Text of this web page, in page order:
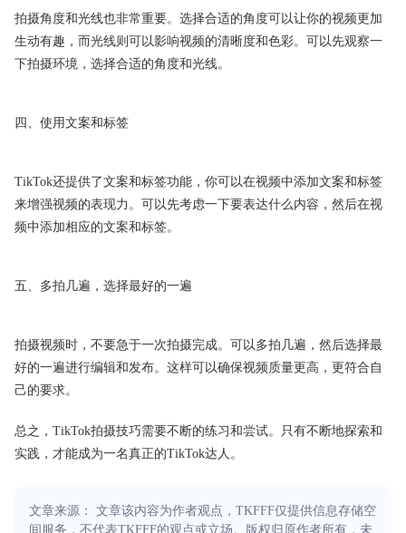
拍摄角度和光线也非常重要。选择合适的角度可以让你的视频更加
生动有趣，而光线则可以影响视频的清晰度和色彩。可以先观察一
下拍摄环境，选择合适的角度和光线。
四、使用文案和标签
TikTok还提供了文案和标签功能，你可以在视频中添加文案和标签
来增强视频的表现力。可以先考虑一下要表达什么内容，然后在视
频中添加相应的文案和标签。
五、多拍几遍，选择最好的一遍
拍摄视频时，不要急于一次拍摄完成。可以多拍几遍，然后选择最
好的一遍进行编辑和发布。这样可以确保视频质量更高，更符合自
己的要求。
总之，TikTok拍摄技巧需要不断的练习和尝试。只有不断地探索和
实践，才能成为一名真正的TikTok达人。
文章来源： 文章该内容为作者观点，TKFFF仅提供信息存储空
间服务，不代表TKFFF的观点或立场。版权归原作者所有，未